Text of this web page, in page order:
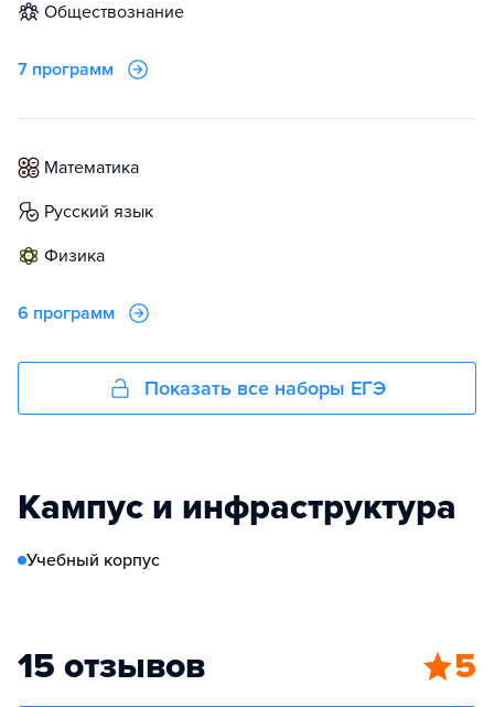
обществознание
7 программ
математика
русский язык
физика
6 программ
Показать все наборы ЕГЭ
Кампус и инфраструктура
Учебный корпус
15 отзывов 5